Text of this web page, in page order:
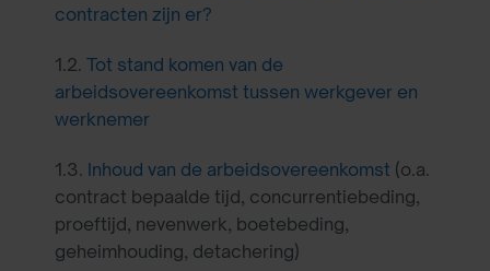
contracten zijn er?
1.2. Tot stand komen van de
arbeidsovereenkomst tussen werkgever en
werknemer
1.3. Inhoud van de arbeidsovereenkomst (o.a.
contract bepaalde tijd, concurrentiebeding,
proeftijd, nevenwerk, boetebeding,
geheimhouding, detachering)